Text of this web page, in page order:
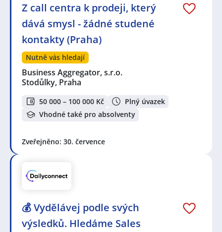
Z call centra k prodeji, který
dává smysl - žádné studené
kontakty (Praha)
Nutně vás hledají
Business Aggregator, s.r.o.
Stodůlky, Praha
50 000 – 100 000 Kč
Plný úvazek
Vhodné také pro absolventy
Zveřejněno: 30. července
💰 Vydělávej podle svých
výsledků. Hledáme Sales